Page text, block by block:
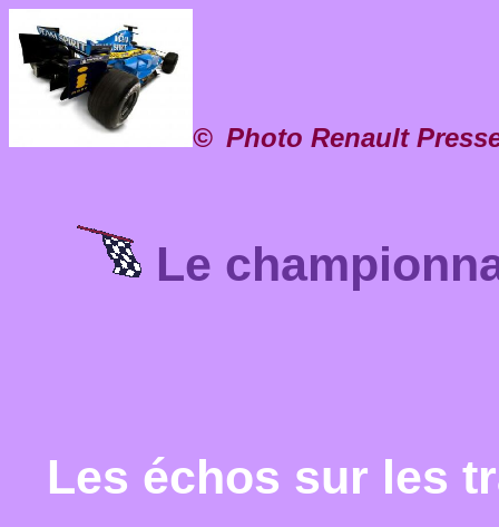
© Photo Renault
Le
Les échos sur les